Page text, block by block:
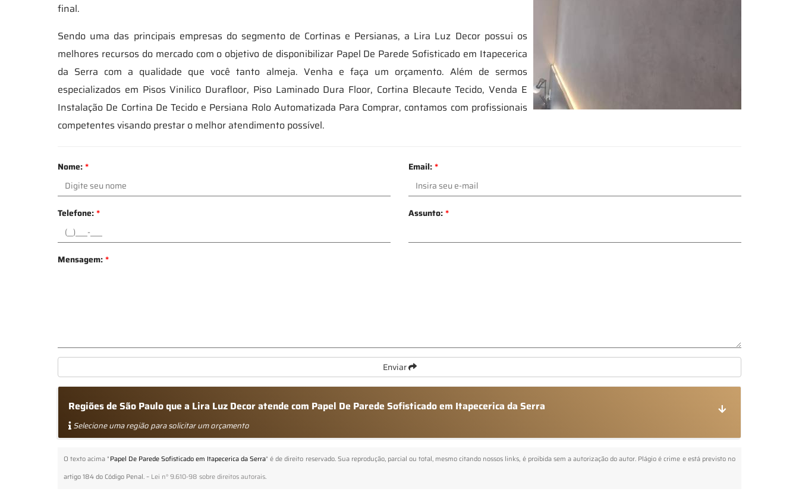
final.
Sendo uma das principais empresas do segmento de Cortinas e Persianas, a Lira Luz Decor possui os
melhores recursos do mercado com o objetivo de disponibilizar Papel De Parede Sofisticado em Itapecerica
da Serra com a qualidade que você tanto almeja. Venha e faça um orçamento. Além de sermos
especializados em Pisos Vinilico Durafloor, Piso Laminado Dura Floor, Cortina Blecaute Tecido, Venda E
Instalação De Cortina De Tecido e Persiana Rolo Automatizada Para Comprar, contamos com profissionais
competentes visando prestar o melhor atendimento possível.
Nome:* Email:*
Telefone:* Assunto:*
Mensagem:*
Enviar
Regiões de São Paulo que a Lira Luz Decor atende com Papel De Parede Sofisticado em Itapecerica da Serra
Selecione uma região para solicitar um orçamento
O texto acima "Papel De Parede Sofisticado em Itapecerica da Serra" é de direito reservado. Sua reprodução, parcial ou total, mesmo citando nossos links, é proibida sem a autorização do autor. Plágio é crime e está previsto no
artigo 184 do Código Penal. – Lei n° 9.610-98 sobre direitos autorais.